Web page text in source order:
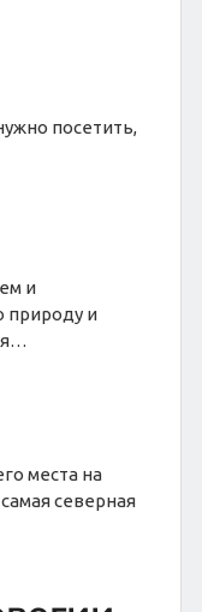
посетить,
и
природу и
места на
северная